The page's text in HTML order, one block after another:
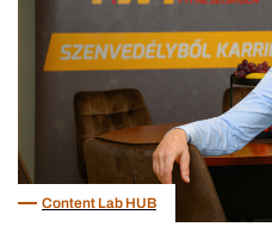
Content Lab HUB